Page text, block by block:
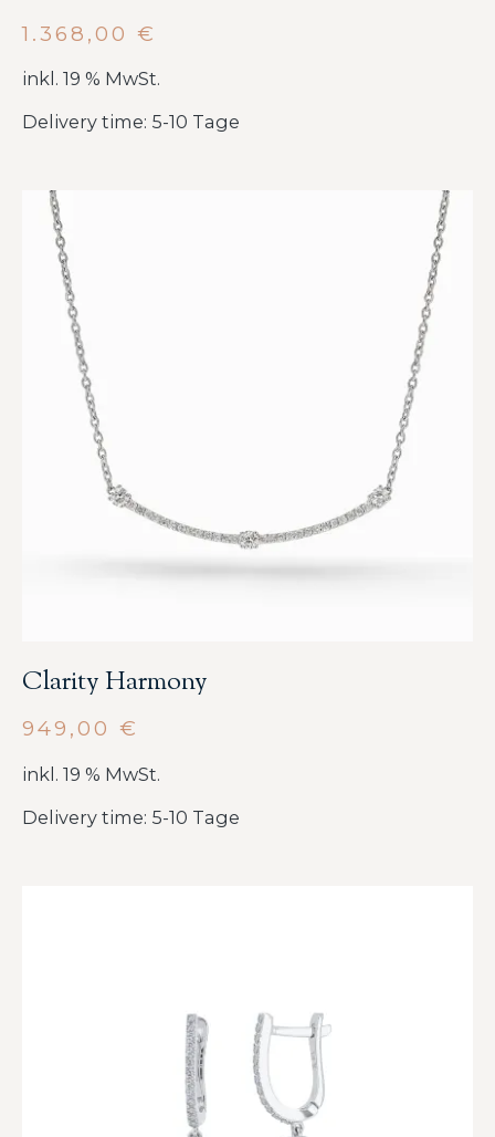
1.368,00 €
inkl. 19 % MwSt.
Delivery time: 5-10 Tage
Clarity Harmony
949,00 €
inkl. 19 % MwSt.
Delivery time: 5-10 Tage